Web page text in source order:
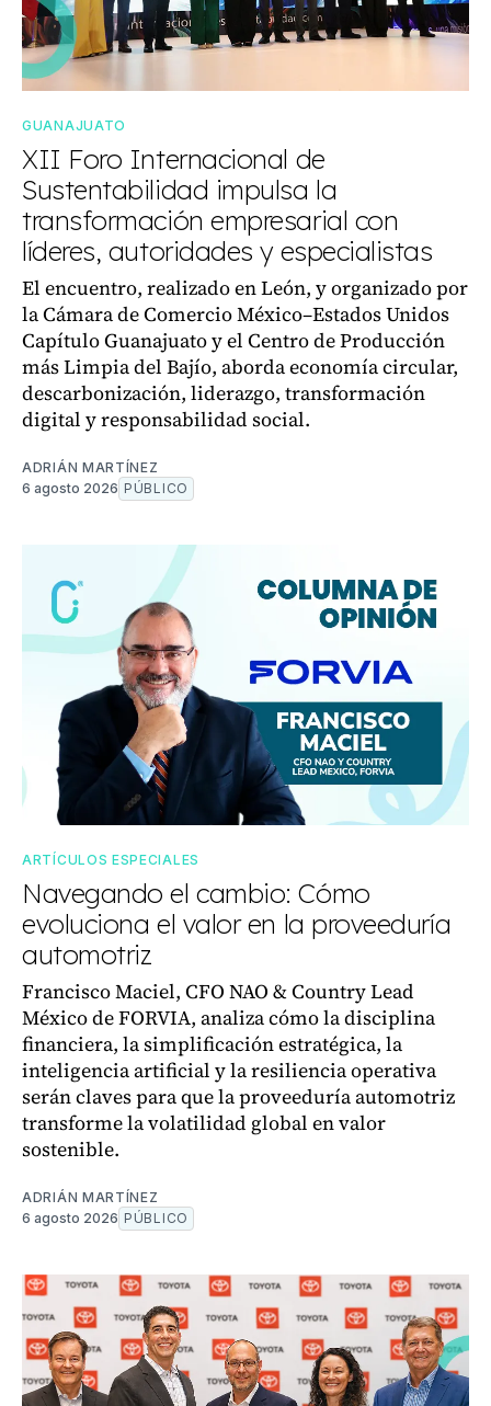
GUANAJUATO
XII Foro Internacional de
Sustentabilidad impulsa la
transformación empresarial con
líderes, autoridades y especialistas
El encuentro, realizado en León, y organizado por
la Cámara de Comercio México–Estados Unidos
Capítulo Guanajuato y el Centro de Producción
más Limpia del Bajío, aborda economía circular,
descarbonización, liderazgo, transformación
digital y responsabilidad social.
ADRIÁN MARTÍNEZ
6 agosto 2026 PÚBLICO
ARTÍCULOS ESPECIALES
Navegando el cambio: Cómo
evoluciona el valor en la proveeduría
automotriz
Francisco Maciel, CFO NAO & Country Lead
México de FORVIA, analiza cómo la disciplina
financiera, la simplificación estratégica, la
inteligencia artificial y la resiliencia operativa
serán claves para que la proveeduría automotriz
transforme la volatilidad global en valor
sostenible.
ADRIÁN MARTÍNEZ
6 agosto 2026 PÚBLICO